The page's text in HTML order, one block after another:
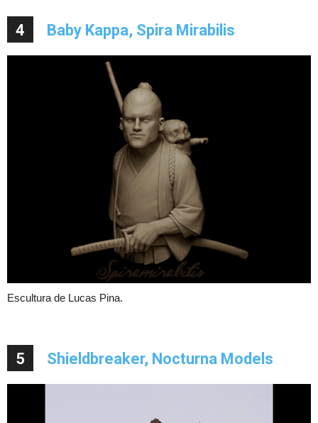
4 Baby Kappa, Spira Mirabilis
Escultura de Lucas Pina.
5 Shieldbreaker, Nocturna Models